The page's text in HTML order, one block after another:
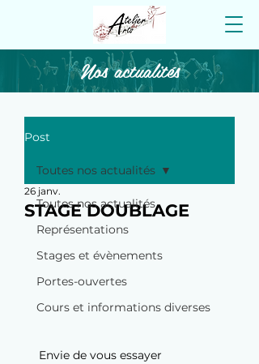
Nos actualités
Post
Toutes nos actualités
Représentations
Stages et évènements
Portes-ouvertes
Cours et informations diverses
Toutes nos actualités
STAGE DOUBLAGE
26 janv.
Envie de vous essayer